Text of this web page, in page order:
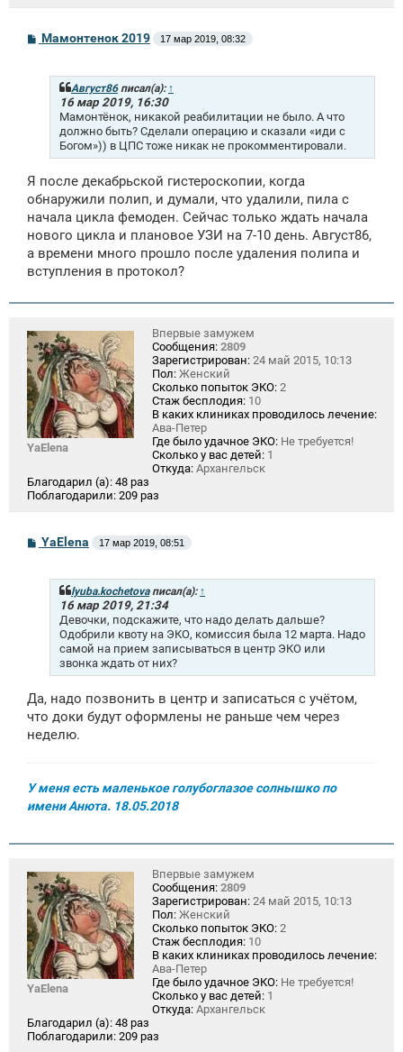
СМамонтенок 2019 17 мар 2019, 08:32
Август86писал(а): ↑
16 мар 2019, 16:30
Мамонтёнок, никакой реабилитации не было. А что
должно быть? Сделали операцию и сказали «иди с
Богом»)) в ЦПС тоже никак не прокомментировали.
Я после декабрьской гистероскопии, когда
обнаружили полип, и думали, что удалили, пила с
начала цикла фемоден. Сейчас только ждать начала
нового цикла и плановое УЗИ на 7-10 день. Август86,
а времени много прошло после удаления полипа и
вступления в протокол?
YaElena
Впервые замужем
Сообщения: 2809
Зарегистрирован: 24 май 2015, 10:13
Пол: Женский
Сколько попыток ЭКО: 2
Стаж бесплодия: 10
В каких клиниках проводилось лечение:
Ава-Петер
Где было удачное ЭКО: Не требуется!
Сколько у вас детей: 1
Откуда: Архангельск
Благодарил (а): 48 раз
Поблагодарили: 209 раз
С
о
YaElena 17 мар 2019, 08:51
lyuba.kochetovaписал(а): ↑
16 мар 2019, 21:34
Девочки, подскажите, что надо делать дальше?
Одобрили квоту на ЭКО, комиссия была 12 марта. Надо
самой на прием записываться в центр ЭКО или
звонка ждать от них?
Да, надо позвонить в центр и записаться с учётом,
что доки будут оформлены не раньше чем через
неделю.
У меня есть маленькое голубоглазое солнышко по
имени Анюта. 18.05.2018
YaElena
Впервые замужем
Сообщения: 2809
Зарегистрирован: 24 май 2015, 10:13
Пол: Женский
Сколько попыток ЭКО: 2
Стаж бесплодия: 10
В каких клиниках проводилось лечение:
Ава-Петер
Где было удачное ЭКО: Не требуется!
Сколько у вас детей: 1
Откуда: Архангельск
Благодарил (а): 48 раз
Поблагодарили: 209 раз